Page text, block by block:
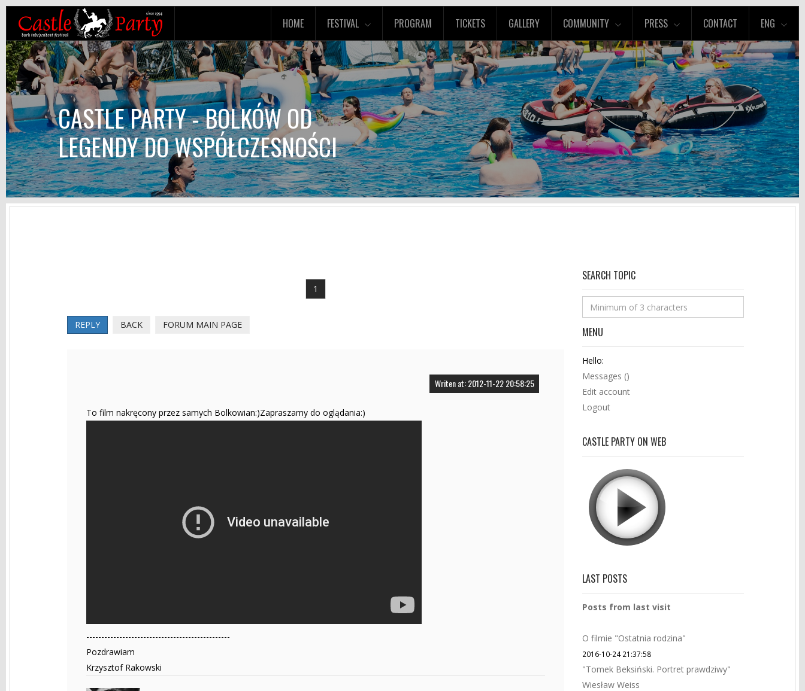
HOME FESTIVAL PROGRAM TICKETS GALLERY COMMUNITY PRESS CONTACT ENG
CASTLE PARTY - BOLKÓW OD
LEGENDY DO WSPÓŁCZESNOŚCI
1
REPLY BACK FORUM MAIN PAGE
Writen at: 2012-11-22 20:58:25
To film nakręcony przez samych Bolkowian:)Zapraszamy do oglądania:)
------------------------------------------------
Pozdrawiam
Krzysztof Rakowski
SEARCH TOPIC
MENU
Hello:
Messages ()
Edit account
Logout
CASTLE PARTY ON WEB
LAST POSTS
Posts from last visit
O filmie "Ostatnia rodzina"
2016-10-24 21:37:58
"Tomek Beksiński. Portret prawdziwy"
Wiesław Weiss